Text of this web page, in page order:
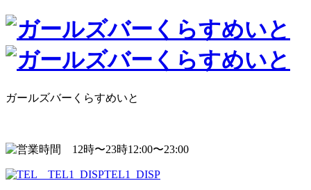
ガールズバーくらすめいと
12:00〜23:00
TEL1_DISP